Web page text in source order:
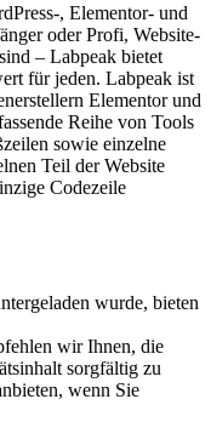
, Elementor- und
oder Profi, Website-
– Labpeak bietet
für jeden. Labpeak ist
Elementor und
Reihe von Tools
sowie einzelne
Teil der Website
Codezeile
wurde, bieten
wir Ihnen, die
sorgfältig zu
wenn Sie